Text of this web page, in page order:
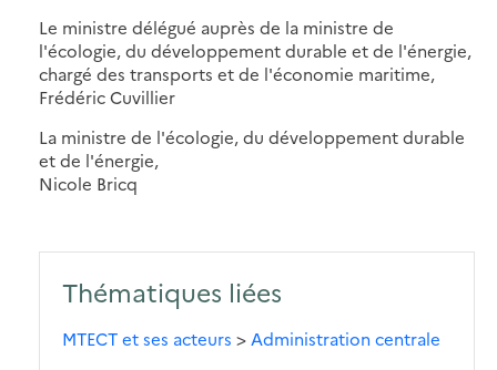
Le ministre délégué auprès de la ministre de
l'écologie, du développement durable et de l'énergie,
chargé des transports et de l'économie maritime,
Frédéric Cuvillier
La ministre de l'écologie, du développement durable
et de l'énergie,
Nicole Bricq
Thématiques liées
MTECT et ses acteurs > Administration centrale